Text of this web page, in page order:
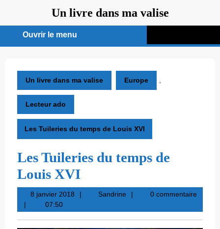
contenu
Un livre dans ma valise
Ouvrir le menu
menu
Un livre dans ma valise Europe
Lecteur ado
Les Tuileries du temps de Louis XVI
Les Tuileries du temps de
Louis XVI
8 janvier 20188
2018
SandrineSandrine0 commentaire
07:50